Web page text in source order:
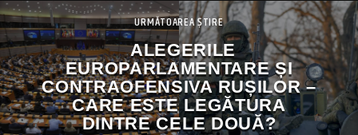
URMĂTOAREA ȘTIRE
ALEGERILE
EUROPARLAMENTARE ȘI
CONTRAOFENSIVA RUȘILOR –
CARE ESTE LEGĂTURA
DINTRE CELE DOUĂ?